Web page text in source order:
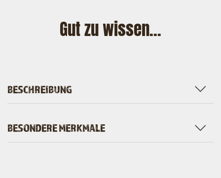
Gut zu wissen...
BESCHREIBUNG
BESONDERE MERKMALE